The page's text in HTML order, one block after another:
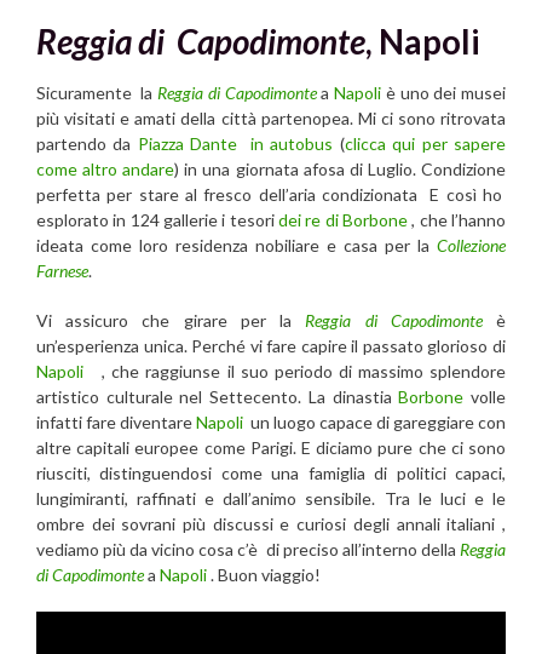
Reggia di Capodimonte, Napoli
Sicuramente la Reggia di CapodimonteaNapoli è uno dei musei
più visitati e amati della città partenopea. Mi ci sono ritrovata
partendo da Piazza Dante in autobus (clicca qui per sapere
come altro andare) in una giornata afosa di Luglio. Condizione
perfetta per stare al fresco dell’aria condizionata E così ho
esplorato in 124 gallerie i tesoridei re di Borbone, che l’hanno
ideata come loro residenza nobiliare e casa per la Collezione
Farnese.
Vi assicuro che girare per la Reggia di Capodimonteè
un’esperienza unica. Perché vi fare capire il passato glorioso di
Napoli
, che raggiunse il suo periodo di massimo splendore
artistico culturale nel Settecento. La dinastiaBorbone volle
infatti fare diventareNapoli un luogo capace di gareggiare con
altre capitali europee come Parigi. E diciamo pure che ci sono
riusciti, distinguendosi come una famiglia di politici capaci,
lungimiranti, raffinati e dall’animo sensibile. Tra le luci e le
ombre dei sovrani più discussi e curiosi degli annali italiani ,
vediamo più da vicino cosa c’è di preciso all’interno della Reggia
di Capodimontea Napoli. Buon viaggio!